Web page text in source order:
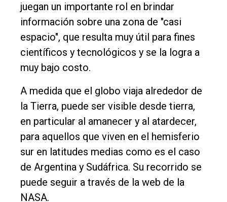
juegan un importante rol en brindar
información sobre una zona de "casi
espacio", que resulta muy útil para fines
científicos y tecnológicos y se la logra a
muy bajo costo.
A medida que el globo viaja alrededor de
la Tierra, puede ser visible desde tierra,
en particular al amanecer y al atardecer,
para aquellos que viven en el hemisferio
sur en latitudes medias como es el caso
de Argentina y Sudáfrica. Su recorrido se
puede seguir a través de la web de la
NASA.